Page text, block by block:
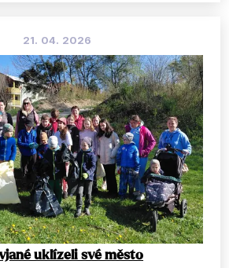
21. 04. 2026
uklízeli své město